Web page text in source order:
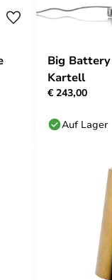
Big
Kartell
€ 243,00
Auf Lager